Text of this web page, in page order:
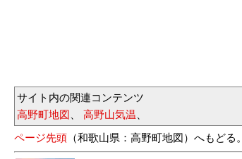
サイト内の関連コンテンツ
高野町地図
高野山気温
ページ先頭 （和歌山県：高野町地図）へもどる。